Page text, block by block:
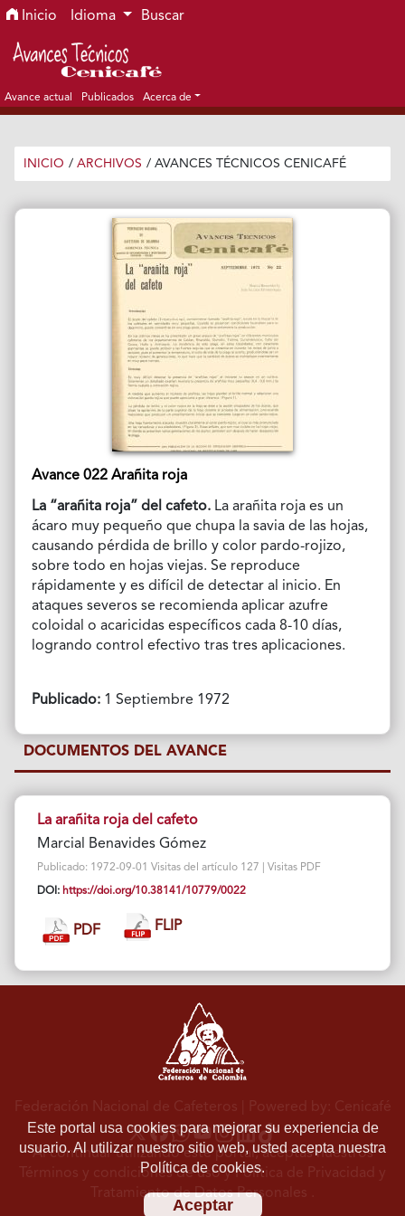
Ir al menú de navegación principal
Ir al contenido principal
Ir al pie de página del sitio
Inicio Idioma Buscar
Avance actual Publicados Acerca de
INICIO / ARCHIVOS / AVANCES TÉCNICOS CENICAFÉ
Avance 022 Arañita roja
La “arañita roja” del cafeto. La arañita roja es un
ácaro muy pequeño que chupa la savia de las hojas,
causando pérdida de brillo y color pardo-rojizo,
sobre todo en hojas viejas. Se reproduce
rápidamente y es difícil de detectar al inicio. En
ataques severos se recomienda aplicar azufre
coloidal o acaricidas específicos cada 8-10 días,
logrando control efectivo tras tres aplicaciones.
Publicado:1 Septiembre 1972
DOCUMENTOS DEL AVANCE
La arañita roja del cafeto
Marcial Benavides Gómez
Publicado: 1972-09-01 Visitas del artículo 127 | Visitas PDF
DOI: https://doi.org/10.38141/10779/0022
PDF FLIP
Este portal usa cookies para mejorar su experiencia de
usuario. Al utilizar nuestro sitio web, usted acepta nuestra
Política de cookies.
Aceptar
Federación Nacional de Cafeteros | Powered by: Cenicafé
Al continuar utilizando este portal, aceptas nuestros
Términos y condiciones de usoyPolítica de Privacidad y
Tratamiento de Datos Personales